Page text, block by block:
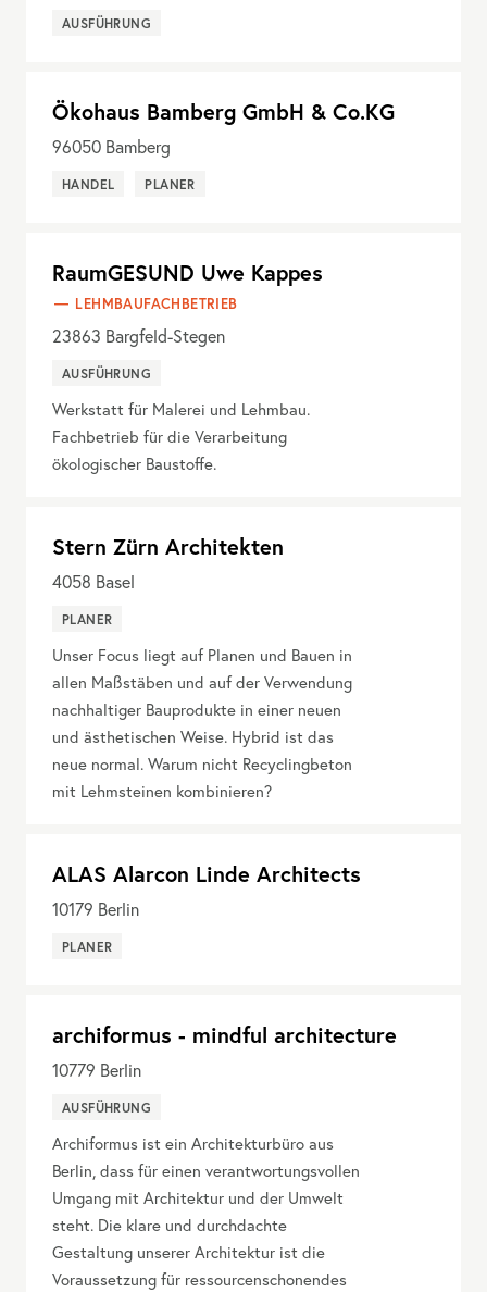
AUSFÜHRUNG
Ökohaus Bamberg GmbH & Co.KG
96050 Bamberg
HANDEL PLANER
RaumGESUND Uwe Kappes
LEHMBAUFACHBETRIEB
23863 Bargfeld-Stegen
AUSFÜHRUNG
Werkstatt für Malerei und Lehmbau.
Fachbetrieb für die Verarbeitung
ökologischer Baustoffe.
Stern Zürn Architekten
4058 Basel
PLANER
Unser Focus liegt auf Planen und Bauen in
allen Maßstäben und auf der Verwendung
nachhaltiger Bauprodukte in einer neuen
und ästhetischen Weise. Hybrid ist das
neue normal. Warum nicht Recyclingbeton
mit Lehmsteinen kombinieren?
ALAS Alarcon Linde Architects
10179 Berlin
PLANER
archiformus - mindful architecture
10779 Berlin
AUSFÜHRUNG
Archiformus ist ein Architekturbüro aus
Berlin, dass für einen verantwortungsvollen
Umgang mit Architektur und der Umwelt
steht. Die klare und durchdachte
Gestaltung unserer Architektur ist die
Voraussetzung für ressourcenschonendes